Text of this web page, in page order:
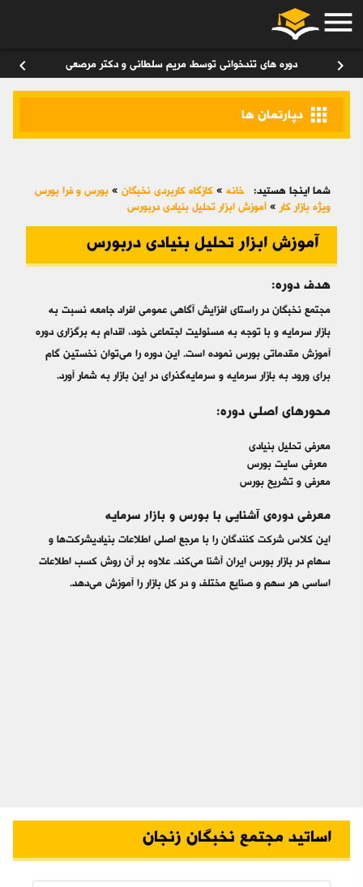
menu
chevron_right دوره های تندخوانی توسط مریم سلطانی و دکتر مرصعی chevron_left
apps دپارتمان ها
شما اینجا هستید: خانه » کازگاه کاربردی نخبگان » بورس و فرا بورس
ویژه بازار کار » آموزش ابزار تحلیل بنیادی دربورس
آموزش ابزار تحلیل بنیادی دربورس
هدف دوره:
مجتمع نخبگان در راستای افزایش آگاهی عمومی افراد جامعه نسبت به
بازار سرمایه و با توجه به مسئولیت اجتماعی خود، اقدام به برگزاری دوره‌
آموزش مقدماتی بورس نموده است. این دوره را می‌توان نخستین گام
برای ورود به بازار سرمایه و سرمایه‌گذرای در این بازار به شمار آورد.
محورهای اصلی دوره:
معرفی تحلیل بنیادی
معرفی سایت بورس
معرفی و تشریح بورس
معرفی دوره‌ی آشنایی با بورس و بازار سرمایه
این کلاس شرکت کنندگان را با مرجع اصلی اطلاعات بنیادیشرکت‌ها و
سهام در بازار بورس ایران آشنا می‌کند. علاوه بر آن روش کسب اطلاعات
اساسی هر سهم و صنایع مختلف و در کل بازار را آموزش می‌دهد.
اساتید مجتمع نخبگان زنجان